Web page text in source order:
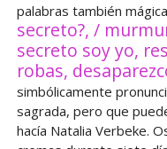
palabras también
secreto?, /
secreto soy yo,
robas,
simbólicamente
sagrada, pero que
hacía Natalia Verbeke.